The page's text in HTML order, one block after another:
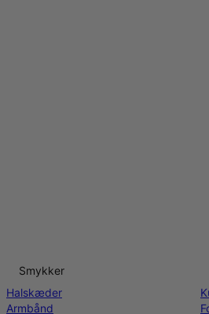
Smykker
Halskæder
Armbånd